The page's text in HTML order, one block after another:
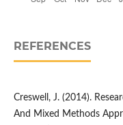
REFERENCES
Creswell, J. (2014).
And Mixed Methods